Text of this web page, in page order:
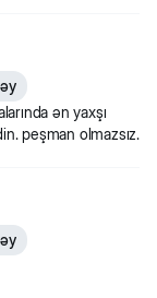
ən yaxşı
peşman olmazsız.